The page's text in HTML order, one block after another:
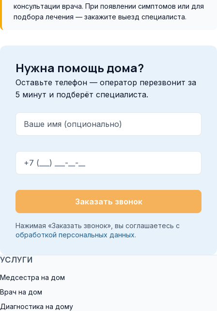
консультации врача. При появлении симптомов или для
подбора лечения — закажите выезд специалиста.
Нужна помощь дома?
Оставьте телефон — оператор перезвонит за
5 минут и подберёт специалиста.
Ваше имя (опционально)
Телефон
Заказать звонок
Нажимая «Заказать звонок», вы соглашаетесь с
обработкой персональных данных.
УСЛУГИ
Медсестра на дом
Врач на дом
Диагностика на дому